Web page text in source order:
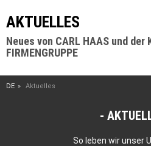
AKTUELLES
Neues von CARL HAAS und der
FIRMENGRUPPE
DE Aktuelles
So leben wir unser